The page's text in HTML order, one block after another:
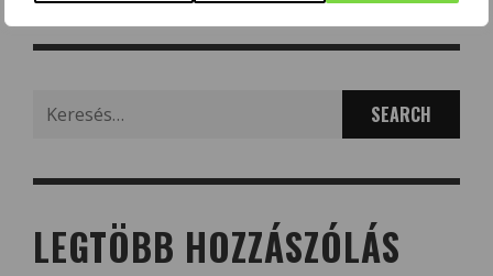
LEGTÖBB HOZZÁSZÓLÁS